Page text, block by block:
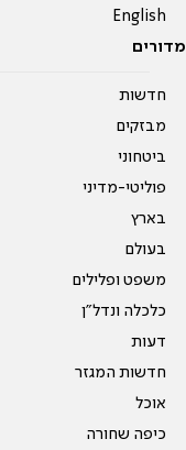
English
מדורים
חדשות
מבזקים
ביטחוני
פוליטי-מדיני
בארץ
בעולם
משפט ופלילים
כלכלה ונדל"ן
דעות
חדשות המגזר
אוכל
כיפה שחורה